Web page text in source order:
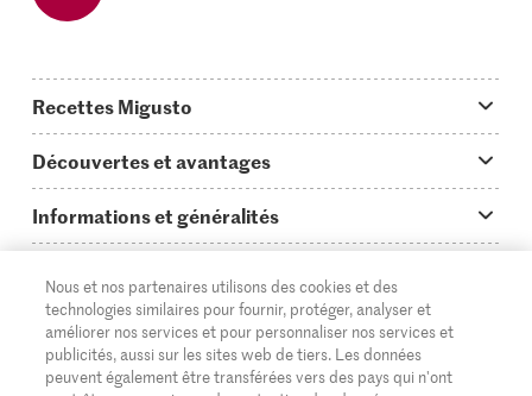
Recettes Migusto
Idées de menus
Plats principaux
Simple & vite prêt
Apéritif
Découvertes et avantages
On en parle...
Tutoriels
Glossaire des ingrédients
Informations et généralités
Questions concernant Migusto
Cuisiner avec Migusto
Service clientèle & contact
Supermarché
Migros Online
DE FR IT
Nous et nos partenaires utilisons des cookies et des
technologies similaires pour fournir, protéger, analyser et
améliorer nos services et pour personnaliser nos services et
publicités, aussi sur les sites web de tiers. Les données
peuvent également être transférées vers des pays qui n'ont